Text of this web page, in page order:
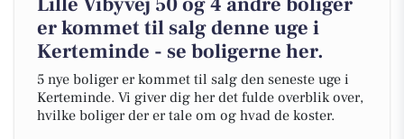
er kommet til salg denne uge i
Kerteminde - se boligerne her.
5 nye boliger er kommet til salg den seneste uge i
Kerteminde. Vi giver dig her det fulde overblik over,
hvilke boliger der er tale om og hvad de koster.